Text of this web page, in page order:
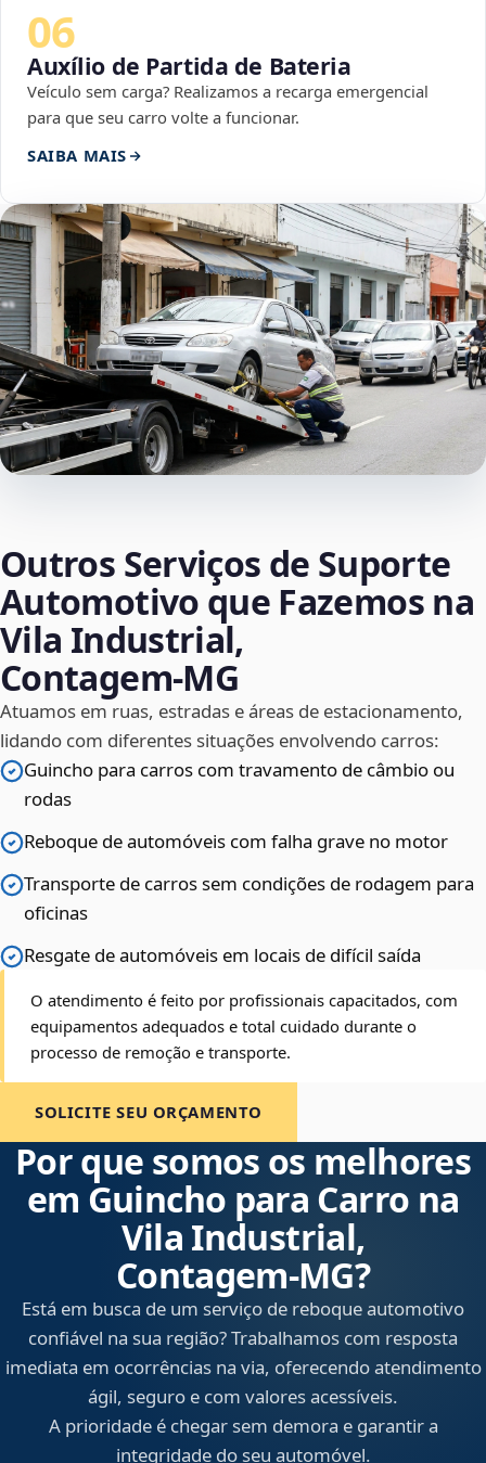
06
Auxílio de Partida de Bateria
Veículo sem carga? Realizamos a recarga emergencial
para que seu carro volte a funcionar.
SAIBA MAIS
Outros Serviços de Suporte
Automotivo que Fazemos na
Vila Industrial,
Contagem‑MG
Atuamos em ruas, estradas e áreas de estacionamento,
lidando com diferentes situações envolvendo carros:
Guincho para carros com travamento de câmbio ou
rodas
Reboque de automóveis com falha grave no motor
Transporte de carros sem condições de rodagem para
oficinas
Resgate de automóveis em locais de difícil saída
O atendimento é feito por profissionais capacitados, com
equipamentos adequados e total cuidado durante o
processo de remoção e transporte.
SOLICITE SEU ORÇAMENTO
Por que somos os melhores
em Guincho para Carro na
Vila Industrial,
Contagem‑MG?
Está em busca de um serviço de reboque automotivo
confiável na sua região? Trabalhamos com resposta
imediata em ocorrências na via, oferecendo atendimento
ágil, seguro e com valores acessíveis.
A prioridade é chegar sem demora e garantir a
integridade do seu automóvel.